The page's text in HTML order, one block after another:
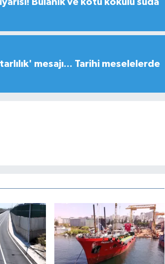
Bulanık ve kötü kokulu suda
mesajı... Tarihi meselelerde